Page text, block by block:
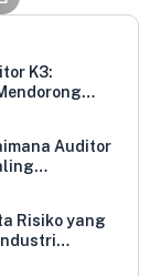
K3:
Auditor
Risiko yang